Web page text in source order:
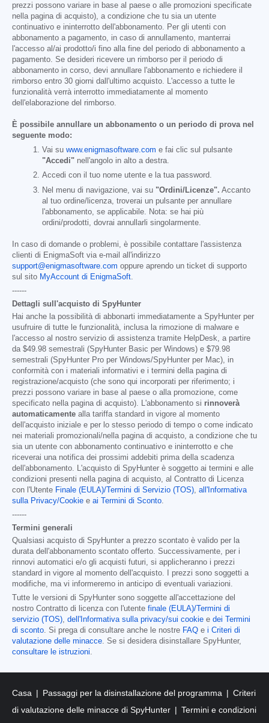
prezzi possono variare in base al paese o alle promozioni specificate
nella pagina di acquisto), a condizione che tu sia un utente
continuativo e ininterrotto dell'abbonamento. Per gli utenti con
abbonamento a pagamento, in caso di annullamento, manterrai
l'accesso al/ai prodotto/i fino alla fine del periodo di abbonamento a
pagamento. Se desideri ricevere un rimborso per il periodo di
abbonamento in corso, devi annullare l'abbonamento e richiedere il
rimborso entro 30 giorni dall'ultimo acquisto. L'accesso a tutte le
funzionalità verrà interrotto immediatamente al momento
dell'elaborazione del rimborso.
È possibile annullare un abbonamento o un periodo di prova nel
seguente modo:
Vai su www.enigmasoftware.com e fai clic sul pulsante
"Accedi" nell'angolo in alto a destra.
Accedi con il tuo nome utente e la tua password.
Nel menu di navigazione, vai su "Ordini/Licenze". Accanto
al tuo ordine/licenza, troverai un pulsante per annullare
l'abbonamento, se applicabile. Nota: se hai più
ordini/prodotti, dovrai annullarli singolarmente.
In caso di domande o problemi, è possibile contattare l'assistenza
clienti di EnigmaSoft via e-mail all'indirizzo
support@enigmasoftware.com oppure aprendo un ticket di supporto
sul sito MyAccount di EnigmaSoft
------
Dettagli sull'acquisto di SpyHunter
Hai anche la possibilità di abbonarti immediatamente a SpyHunter per
usufruire di tutte le funzionalità, inclusa la rimozione di malware e
l'accesso al nostro servizio di assistenza tramite HelpDesk, a partire
da $49.98 semestrali (SpyHunter Basic per Windows) e $79.98
semestrali (SpyHunter Pro per Windows/SpyHunter per Mac), in
conformità con i materiali informativi e i termini della pagina di
registrazione/acquisto (che sono qui incorporati per riferimento; i
prezzi possono variare in base al paese o alla promozione, come
specificato nella pagina di acquisto). L'abbonamento si rinnoverà
automaticamente alla tariffa standard in vigore al momento
dell'acquisto iniziale e per lo stesso periodo di tempo o come indicato
nei materiali promozionali/nella pagina di acquisto, a condizione che tu
sia un utente con abbonamento continuativo e ininterrotto e che
riceverai una notifica dei prossimi addebiti prima della scadenza
dell'abbonamento. L'acquisto di SpyHunter è soggetto ai termini e alle
condizioni presenti nella pagina di acquisto, al Contratto di Licenza
con l'Utente Finale (EULA)/Termini di Servizio (TOS) all'Informativa
sulla Privacy/Cookie e ai Termini di Sconto
------
Termini generali
Qualsiasi acquisto di SpyHunter a prezzo scontato è valido per la
durata dell'abbonamento scontato offerto. Successivamente, per i
rinnovi automatici e/o gli acquisti futuri, si applicheranno i prezzi
standard in vigore al momento dell'acquisto. I prezzi sono soggetti a
modifiche, ma vi informeremo in anticipo di eventuali variazioni.
Tutte le versioni di SpyHunter sono soggette all'accettazione del
nostro Contratto di licenza con l'utente finale (EULA)/Termini di
servizio (TOS) dell'Informativa sulla privacy/sui cookie e dei Termini
di sconto . Si prega di consultare anche le nostre FAQ e i Criteri di
valutazione delle minacce . Se si desidera disinstallare SpyHunter,
consultare le istruzioni
Casa Passaggi per la disinstallazione del programma
Criteri
di valutazione delle minacce di SpyHunter
Termini e condizioni